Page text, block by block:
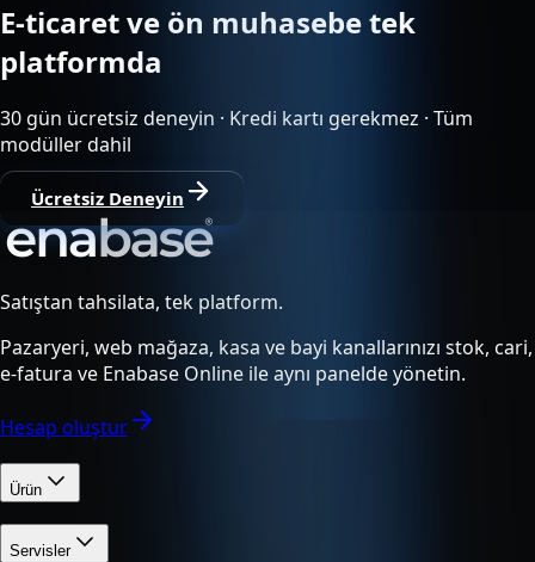
E-ticaret ve ön muhasebe tek
platformda
30 gün ücretsiz deneyin · Kredi kartı gerekmez · Tüm
modüller dahil
Ücretsiz Deneyin
Satıştan tahsilata, tek platform.
Pazaryeri, web mağaza, kasa ve bayi kanallarınızı stok, cari,
e-fatura ve Enabase Online ile aynı panelde yönetin.
Hesap oluştur
Ürün
Servisler